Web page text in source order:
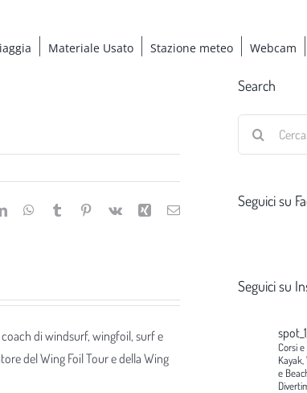
Materiale Usato Stazione meteo Webcam
LinkedInWhatsApp
Tumblr Pinterest
Vk Xing Email
di windsurf, wingfoil, surf e
del Wing Foil Tour e della Wing
Search
Seguici su
Seguici su
Corsi e
e